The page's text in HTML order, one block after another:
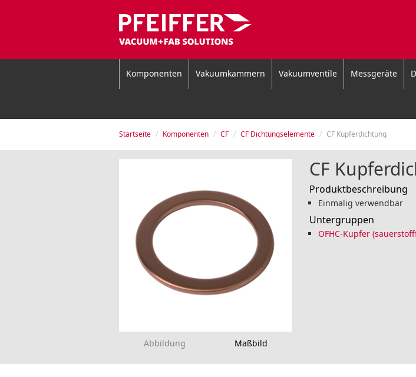
Komponenten Vakuumkammern Vakuumventile Messgeräte
Startseite Komponenten CF CF Dichtungselemente CF Kupferdichtung
Abbildung Maßbild
CF
Produktbeschreibung
Einmalig verwendbar
Untergruppen
OFHC-Kupfer